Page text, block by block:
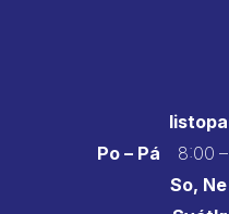
Po – Pá 8:00 –
So, Ne